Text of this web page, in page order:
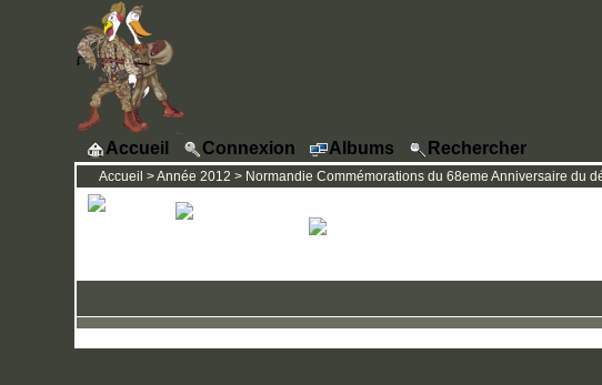
Accueil Connexion Albums Rechercher
Accueil >Année 2012 > Normandie Commémorations du 68eme Anniversaire du